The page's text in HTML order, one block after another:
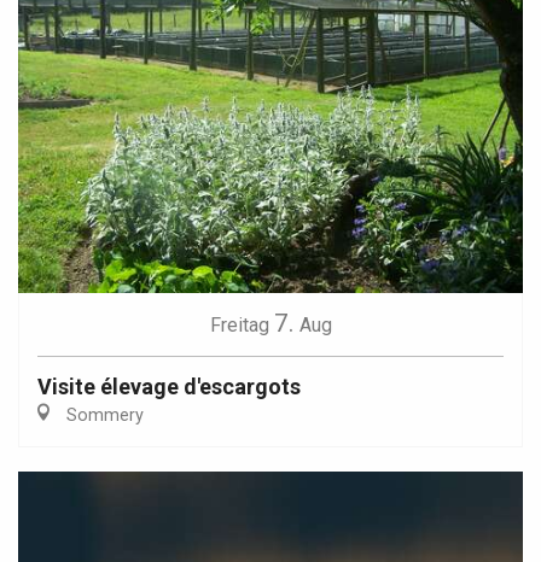
Freitag 7. Aug
Visite élevage d'escargots
Sommery